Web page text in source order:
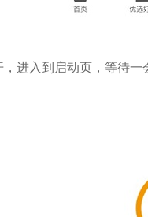
进入到启动页，等待一